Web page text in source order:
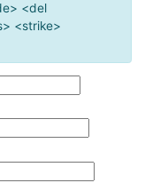
<del
<strike>